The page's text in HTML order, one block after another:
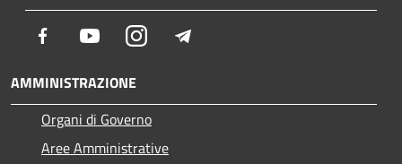
Facebook YoutubeInstagram
AMMINISTRAZIONE
Organi di Governo
Aree Amministrative